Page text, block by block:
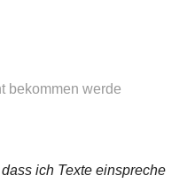
bekommen werde
ich Texte einspreche